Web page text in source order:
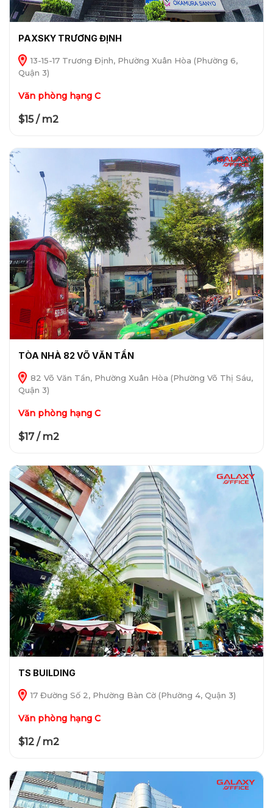
PAXSKY TRƯƠNG ĐỊNH
13-15-17 Trương Định, Phường Xuân Hòa (Phường 6,
Quận 3)
Văn phòng hạng C
$15 / m2
TÒA NHÀ 82 VÕ VĂN TẦN
82 Võ Văn Tần, Phường Xuân Hòa (Phường Võ Thị Sáu,
Quận 3)
Văn phòng hạng C
$17 / m2
TS BUILDING
17 Đường Số 2, Phường Bàn Cờ (Phường 4, Quận 3)
Văn phòng hạng C
$12 / m2